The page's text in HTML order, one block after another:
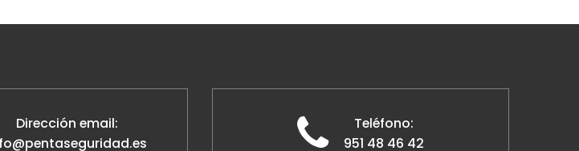
Dirección email:
Teléfono:
951 48 46 42